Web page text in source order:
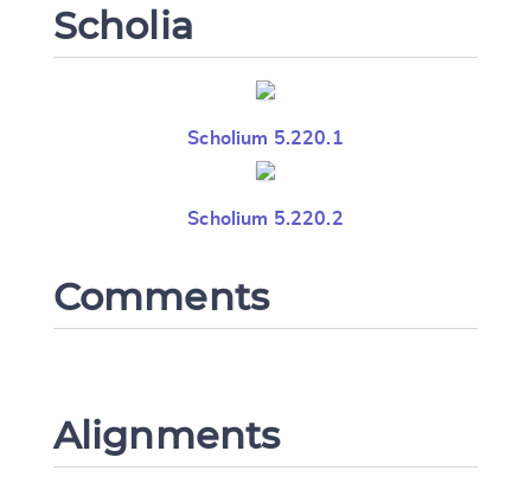
Scholia
Scholium 5.220.1
Scholium 5.220.2
Comments
Alignments